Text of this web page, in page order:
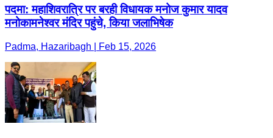
पदमा: महाशिवरात्रि पर बरही विधायक मनोज कुमार यादव
मनोकामनेश्वर मंदिर पहुंचे, किया जलाभिषेक
Padma, Hazaribagh | Feb 15, 2026